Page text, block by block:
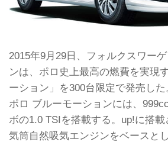
2015年9月29日、フォルクスワー
ンは、ポロ史上最高の燃費を実現
ーション」を300台限定で発売した
ポロ ブルーモーションには、
ボの1.0 TSIを搭載する。up!に搭
気筒自然吸気エンジンをベースと